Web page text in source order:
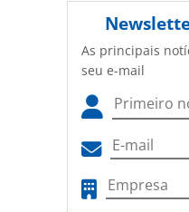
As principais
seu e-mail